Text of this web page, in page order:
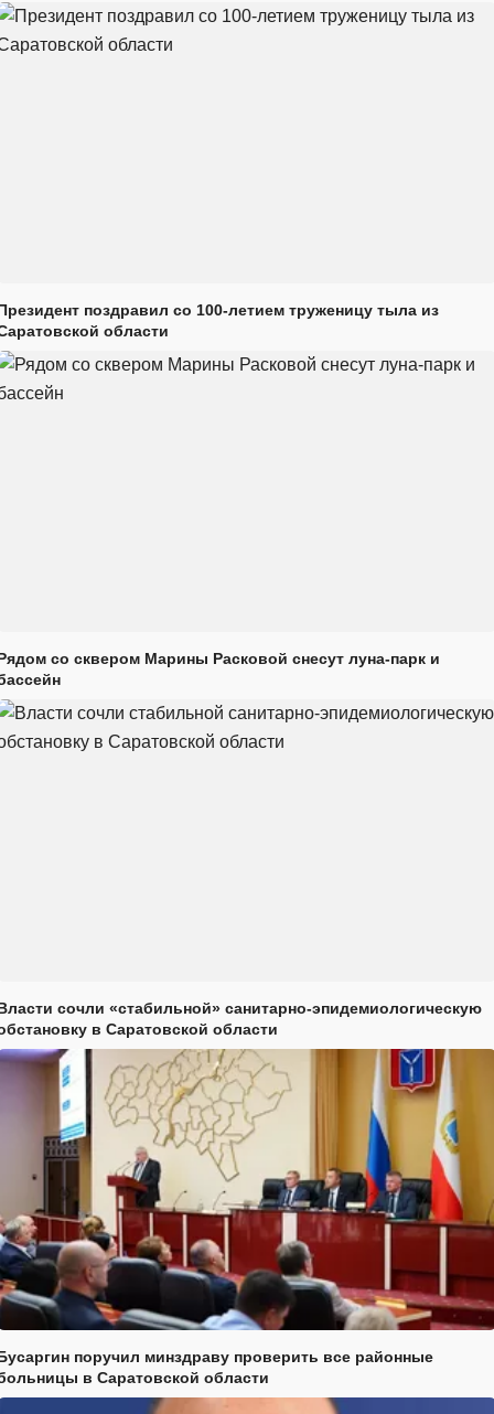
поздравил со 100-летием труженицу тыла из
области
со сквером Марины Расковой снесут луна-парк и
сочли «стабильной» санитарно-эпидемиологическую
в Саратовской области
поручил минздраву проверить все районные
в Саратовской области